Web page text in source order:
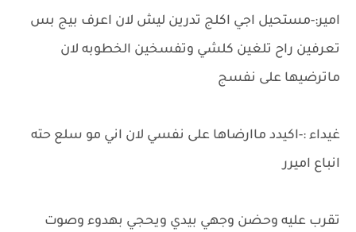
امير:-مستحيل اجي اكلج تدرين ليش لان اعرف بيج بس
تعرفين راح تلغين كلشي وتفسخين الخطوبه لان
ماترضيها على نفسج
غيداء :-اكيدد ماارضاها على نفسي لان اني مو سلع حته
انباع اميرر
تقرب عليه وحضن وجهي بيدي ويحجي بهدوء وصوت